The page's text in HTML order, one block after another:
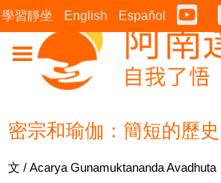
學習靜坐 English Español
密宗和瑜伽：簡短的歷史
文 / Acarya Gunamuktananda Avadhuta